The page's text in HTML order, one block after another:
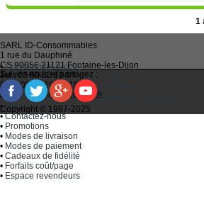
1
SARL ID-Consommables
1 rue du Dauphiné
CS 90056 21121Fontaine-les-Dijon
Tel :03 80 52 63 64
Fax :03 80 58 81 10
Email : idc@imprimantes.fr
•Qui sommes-nous ?
•Recycler ses cartouches usagées
• Bien choisir ses cartouches d'encre
•
Conditions générales de vente
•Plan du site
•Contactez-nous
• Promotions
• Modes de livraison
• Modes de paiement
• Cadeaux de fidélité
• Forfaits coût/page
• Espace revendeurs
Suivez-nous et partagez :
Consent Preferences
Copyright © 1997-2025